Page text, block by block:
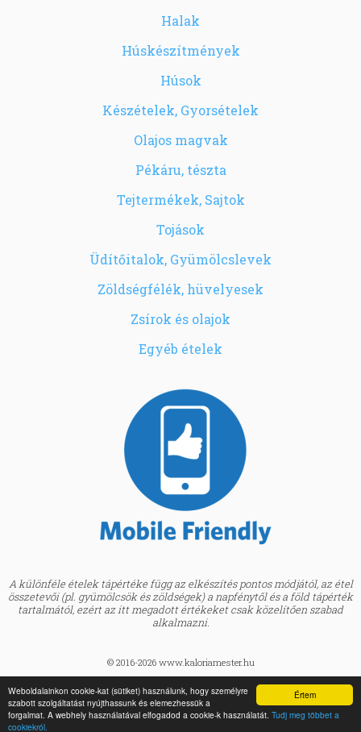
Értem
Weboldalainkon cookie-kat (sütiket) használunk, hogy személyre
szabott szolgáltatást nyújthassunk és elemezhessük a
forgalmat. A webhely használatával elfogadod a cookie-k használatát. Tudj meg többet a
cookiekról.
Halak
Húskészítmények
Húsok
Készételek, Gyorsételek
Olajos magvak
Pékáru, tészta
Tejtermékek, Sajtok
Tojások
Üdítőitalok, Gyümölcslevek
Zöldségfélék, hüvelyesek
Zsírok és olajok
Egyéb ételek
A különféle ételek tápértéke függ az elkészítés pontos módjától, az étel
összetevői (pl. gyümölcsök és zöldségek) a napfénytől és a föld tápérték
tartalmától, ezért az itt megadott értékeket csak közelítően szabad
alkalmazni.
© 2016-2026 www.kaloriamester.hu
BMI kalkulátor »